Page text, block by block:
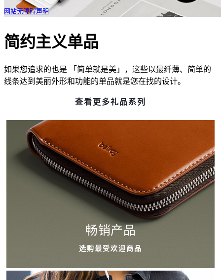
网站无障碍声明
简约主义单品
如果您追求的也是 「简单就是美」，这些以最纤薄、简单的
线条达到美丽外形和功能的单品就是您在找的设计。
查看更多礼品系列
畅销产品
选购最受欢迎商品